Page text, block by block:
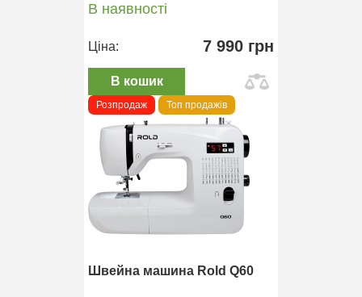
В наявності
Ціна: 7 990 грн
В кошик
Розпродаж Топ продажів
Швейна машина Rold Q60